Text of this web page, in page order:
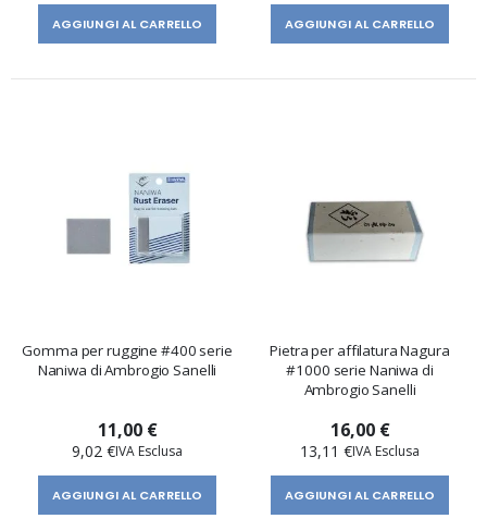
AGGIUNGI AL CARRELLO AGGIUNGI AL CARRELLO
Gomma per ruggine #400 serie
Naniwa di Ambrogio Sanelli
11,00 €
9,02 €
AGGIUNGI AL CARRELLO
Pietra per affilatura Nagura
#1000 serie Naniwa di
Ambrogio Sanelli
16,00 €
13,11 €
AGGIUNGI AL CARRELLO